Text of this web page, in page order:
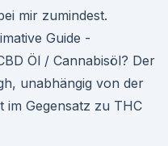
mir zumindest.
Guide -
Öl / Cannabisöl? Der
unabhängig von der
im Gegensatz zu THC